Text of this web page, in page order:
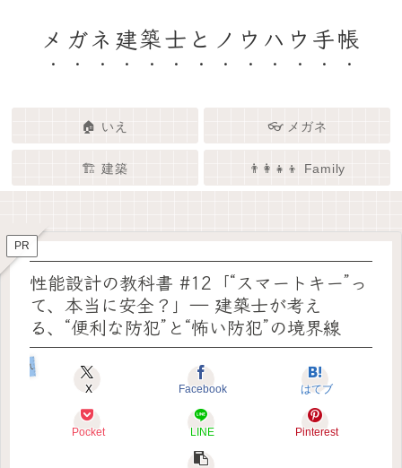
メガネ建築士とノウハウ手帳
🏠 いえ 👓 メガネ
🏗️ 建築 👨‍👩‍👧‍👦 Family
🏠✨ 建築士と考える「いい家」
👓✨ メガネの奥にある「わたし
🏗️✨ 建築 × エンタメで、暮らし
👨‍👩‍👧🌿 Family – 暮らしを育て
PR
性能設計の教科書 #12「“スマートキー”っ
て、本当に安全？」― 建築士が考え
る、“便利な防犯”と“怖い防犯”の境界線
いえのキホン
X Facebook はてブ
Pocket LINE Pinterest